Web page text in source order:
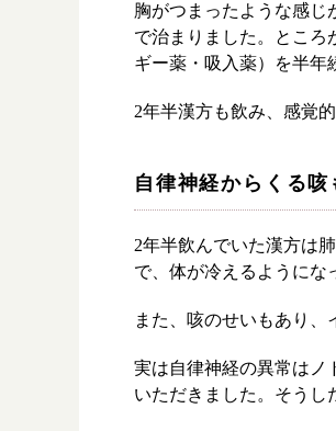
胸がつまったような感じ
で治まりました。ところ
ギー薬・吸入薬）を半年
2年半漢方も飲み、感覚
自律神経からくる咳
2年半飲んでいた漢方は
で、体が冷えるようにな
また、咳のせいもあり、
実は自律神経の異常はノ
いただきました。そうし